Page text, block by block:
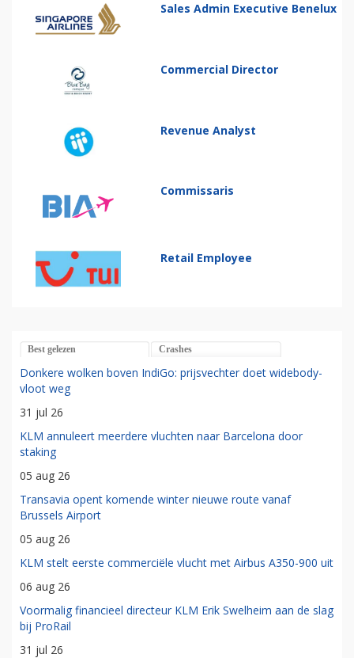
Sales Admin Executive Benelux
Commercial Director
Revenue Analyst
Commissaris
Retail Employee
Best gelezen Crashes
Donkere wolken boven IndiGo: prijsvechter doet widebody-
vloot weg
31 jul 26
KLM annuleert meerdere vluchten naar Barcelona door
staking
05 aug 26
Transavia opent komende winter nieuwe route vanaf
Brussels Airport
05 aug 26
KLM stelt eerste commerciële vlucht met Airbus A350-900 uit
06 aug 26
Voormalig financieel directeur KLM Erik Swelheim aan de slag
bij ProRail
31 jul 26